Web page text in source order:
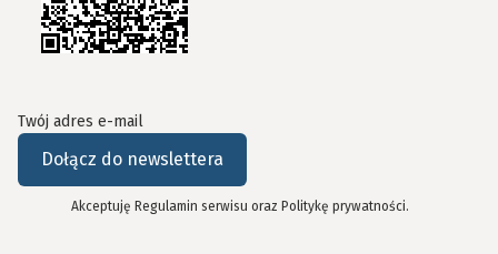
Twój adres e-mail
Dołącz do newslettera
Akceptuję Regulamin serwisu oraz Politykę prywatności.